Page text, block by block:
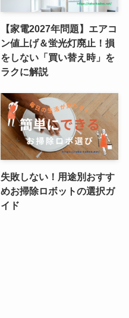
【家電2027年問題】エアコ
ン値上げ＆蛍光灯廃止！損
をしない「買い替え時」を
ラクに解説
失敗しない！用途別おすす
めお掃除ロボットの選択ガ
イド